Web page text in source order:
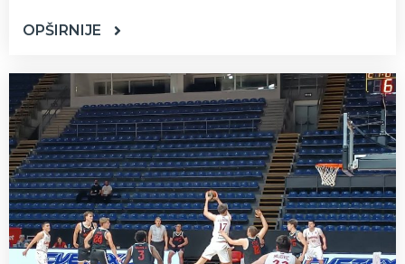
OPŠIRNIJE